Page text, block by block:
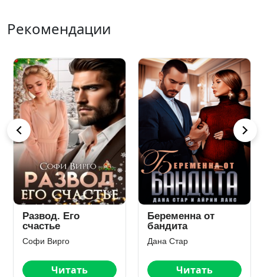
Рекомендации
Развод. Его
счастье
Софи Вирго
Читать
Беременна от
бандита
Дана Стар
Читать